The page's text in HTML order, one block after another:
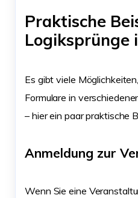
Praktische
Logiksprünge
Es gibt viele
Formulare in
– hier ein paar praktische
Anmeldung zur
Wenn Sie eine